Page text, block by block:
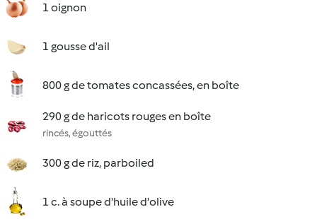
1 oignon
1 gousse d'ail
800 g de tomates concassées, en boîte
290 g de haricots rouges en boîte
rincés, égouttés
300 g de riz, parboiled
1 c. à soupe d'huile d'olive